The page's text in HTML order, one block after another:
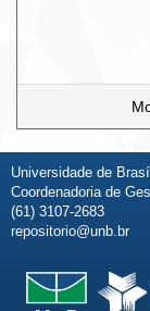
Universidade de
Coordenadoria de
(61) 3107-2683
repositorio@unb.br